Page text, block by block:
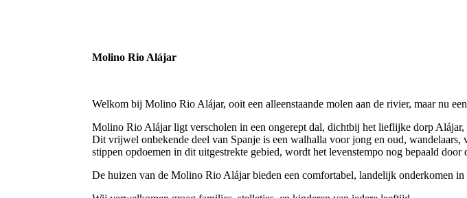
Molino Rio Alájar
Welkom bij Molino Rio Alájar, ooit een alleenstaande molen aan de rivier, maar nu
Molino Rio Alájar ligt verscholen in een ongerept dal, dichtbij het lieflijke dorp
Dit vrijwel onbekende deel van Spanje is een walhalla voor jong en oud,
stippen opdoemen in dit uitgestrekte gebied, wordt het levenstempo nog bepaald door
De huizen van de Molino Rio Alájar bieden een comfortabel, landelijk onderkomen in